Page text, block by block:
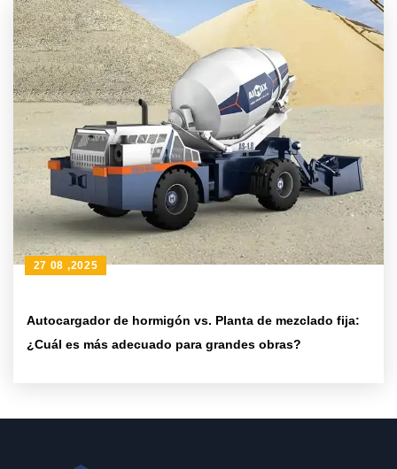
Autocargador de hormigón vs. Planta de mezclado fija:
¿Cuál es más adecuado para grandes obras?
27 08 ,2025